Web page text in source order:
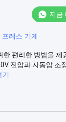
지금
레스 기계
편리한 방법을
전압과 자동압 조
기